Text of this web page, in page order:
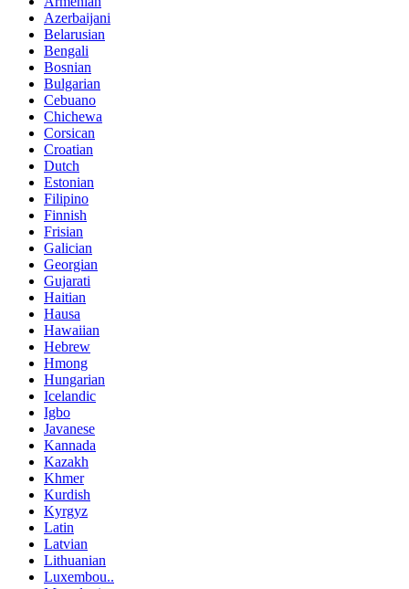
Azerbaijani
Belarusian
Bengali
Bosnian
Bulgarian
Cebuano
Chichewa
Corsican
Croatian
Dutch
Estonian
Filipino
Finnish
Frisian
Galician
Georgian
Gujarati
Haitian
Hausa
Hawaiian
Hebrew
Hmong
Hungarian
Icelandic
Igbo
Javanese
Kannada
Kazakh
Khmer
Kurdish
Kyrgyz
Latin
Latvian
Lithuanian
Luxembou..